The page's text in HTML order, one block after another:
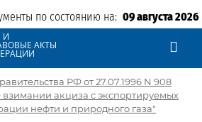
по состоянию на: 09 августа 2026
И
АКТЫ
РФ от 27.07.1996 N 908
взимании акциза с экспортируемых
нефти и природного газа"